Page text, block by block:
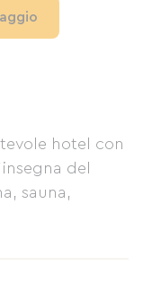
hotel con
del
sauna,